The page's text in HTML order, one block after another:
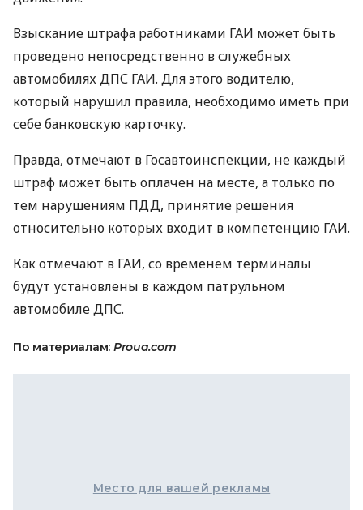
Взыскание штрафа работниками ГАИ может быть
проведено непосредственно в служебных
автомобилях ДПС ГАИ. Для этого водителю,
который нарушил правила, необходимо иметь при
себе банковскую карточку.
Правда, отмечают в Госавтоинспекции, не каждый
штраф может быть оплачен на месте, а только по
тем нарушениям ПДД, принятие решения
относительно которых входит в компетенцию ГАИ.
Как отмечают в ГАИ, со временем терминалы
будут установлены в каждом патрульном
автомобиле ДПС.
По материалам: Proua.com
Место для вашей рекламы